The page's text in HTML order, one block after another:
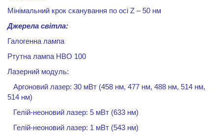
Мінімальний крок сканування по осі Z – 50 нм
Джерела світла:
Галогенна лампа
Ртутна лампа HBO 100
Лазерний модуль:
Аргоновий лазер: 30 мВт (458 нм, 477 нм, 488 нм, 514 нм,
514 нм)
Гелій-неоновий лазер: 5 мВт (633 нм)
Гелій-неоновий лазер: 1 мВт (543 нм)